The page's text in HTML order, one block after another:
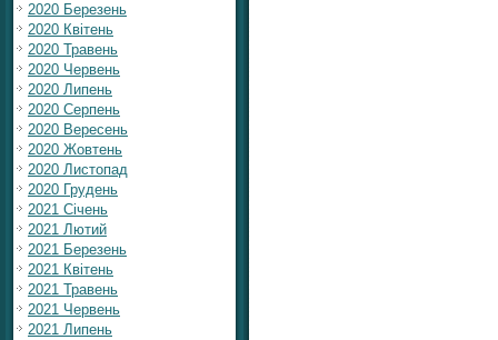
2020 Березень
2020 Квітень
2020 Травень
2020 Червень
2020 Липень
2020 Серпень
2020 Вересень
2020 Жовтень
2020 Листопад
2020 Грудень
2021 Січень
2021 Лютий
2021 Березень
2021 Квітень
2021 Травень
2021 Червень
2021 Липень